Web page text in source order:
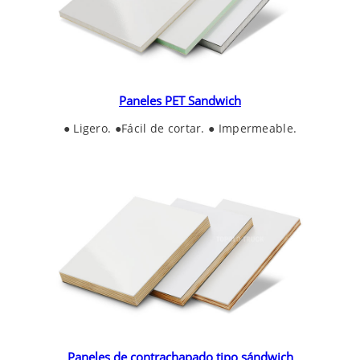
Paneles PET Sandwich
● Ligero. ●Fácil de cortar. ● Impermeable.